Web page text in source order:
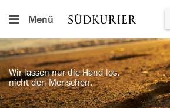
Menü
Wir lassen nur die Hand los,
nicht den Menschen.